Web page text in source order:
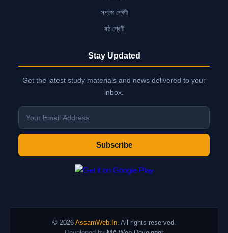
সপ্তম শ্ৰেণী
ষষ্ঠ শ্ৰেণী
Stay Updated
Get the latest study materials and news delivered to your
inbox.
Subscribe
© 2026 AssamWeb.In. All rights reserved.